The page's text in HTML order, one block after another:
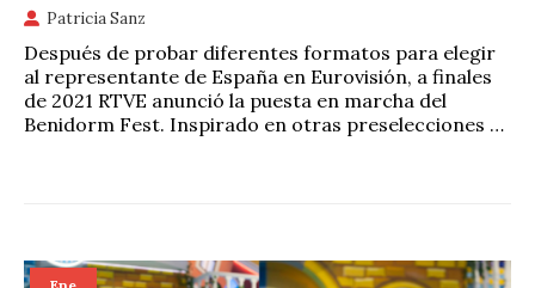
Patricia Sanz
Después de probar diferentes formatos para elegir
al representante de España en Eurovisión, a finales
de 2021 RTVE anunció la puesta en marcha del
Benidorm Fest. Inspirado en otras preselecciones …